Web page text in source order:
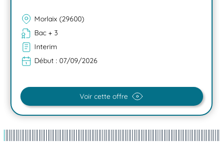
Morlaix (29600)
Bac + 3
Interim
Début : 07/09/2026
Voir cette offre